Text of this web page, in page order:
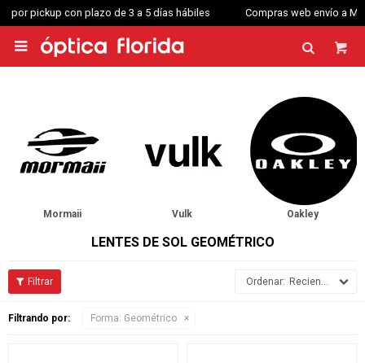
Compras web envío a Montevideo: Por Distrilogic de 3 a 5 días hábiles.

Mormaii Vulk Oakley
LENTES DE SOL GEOMÉTRICO
Recientes
Filtrando por: Forma: Geométrico